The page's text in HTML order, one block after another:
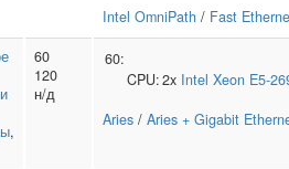
Intel OmniPath / Fast
,
60
120
н/д
60:
CPU:2x Intel Xeon E5-
Aries / Aries + Gigabit